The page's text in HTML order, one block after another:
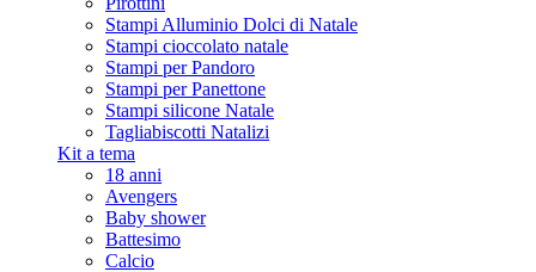
Stampi Alluminio Dolci di Natale
Stampi cioccolato natale
Stampi per Pandoro
Stampi per Panettone
Stampi silicone Natale
Tagliabiscotti Natalizi
Kit a tema
18 anni
Avengers
Baby shower
Battesimo
Calcio